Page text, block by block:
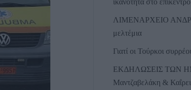
ικανότητα στο επίκεντρο
ΛΙΜΕΝΑΡΧΕΙΟ
μελτέμια
Γιατί οι Τούρκοι
ΕΚΔΗΛΩΣΕΙΣ ΤΩΝ
Μαντζαβελάκη &